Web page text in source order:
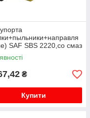
SAF SBS 2220,со смаз
₴
Купити